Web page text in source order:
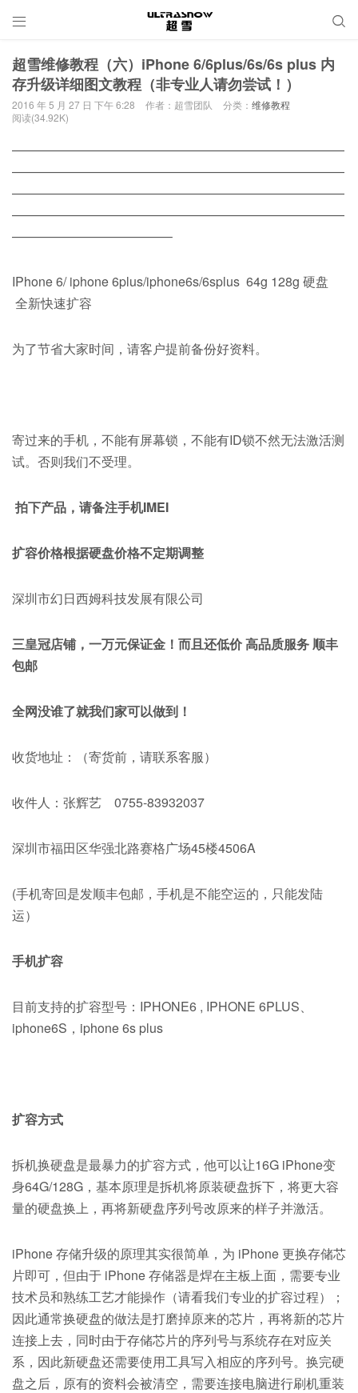
 
超雪维修教程（六）iPhone 6/6plus/6s/6s plus 内
存升级详细图文教程（非专业人请勿尝试！）
2016 年 5 月 27 日 下午 6:28 作者：超雪团队 分类： 维修教程
阅读(34.92K)
——————————————————————————
——————————————————————————
——————————————————————————
——————————————————————————
————————————–
IPhone 6/ iphone 6plus/iphone6s/6splus 64g 128g 硬盘
全新快速扩容
为了节省大家时间，请客户提前备份好资料。
寄过来的手机，不能有屏幕锁，不能有ID锁不然无法激活测
试。否则我们不受理。
拍下产品，请备注手机IMEI
扩容价格根据硬盘价格不定期调整
深圳市幻日西姆科技发展有限公司
三皇冠店铺，一万元保证金！而且还低价 高品质服务 顺丰
包邮
全网没谁了就我们家可以做到！
收货地址：（寄货前，请联系客服）
收件人：张辉艺 0755-83932037
深圳市福田区华强北路赛格广场45楼4506A
(手机寄回是发顺丰包邮，手机是不能空运的，只能发陆
运）
手机扩容
目前支持的扩容型号：IPHONE6 , IPHONE 6PLUS、
iphone6S，iphone 6s plus
扩容方式
拆机换硬盘是最暴力的扩容方式，他可以让16G iPhone变
身64G/128G，基本原理是拆机将原装硬盘拆下，将更大容
量的硬盘换上，再将新硬盘序列号改原来的样子并激活。
iPhone 存储升级的原理其实很简单，为 iPhone 更换存储芯
片即可，但由于 iPhone 存储器是焊在主板上面，需要专业
技术员和熟练工艺才能操作（请看我们专业的扩容过程）；
因此通常换硬盘的做法是打磨掉原来的芯片，再将新的芯片
连接上去，同时由于存储芯片的序列号与系统存在对应关
系，因此新硬盘还需要使用工具写入相应的序列号。换完硬
盘之后，原有的资料会被清空，需要连接电脑进行刷机重装